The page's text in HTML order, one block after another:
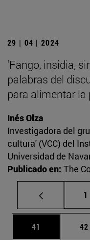
29 | 04 | 2024
‘Fango, insidia,
palabras del
para alimentar la
Inés Olza
Investigadora del
cultura' (VCC) del
Universidad de
Publicado en: The
1
Página
41 42